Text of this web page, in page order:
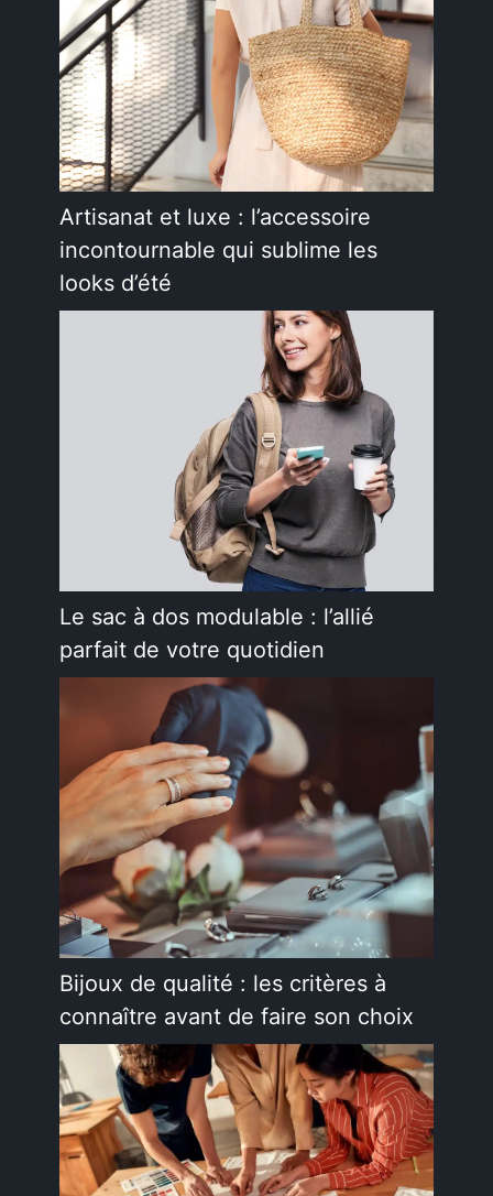
Artisanat et luxe : l’accessoire
incontournable qui sublime les
looks d’été
Le sac à dos modulable : l’allié
parfait de votre quotidien
Bijoux de qualité : les critères à
connaître avant de faire son choix